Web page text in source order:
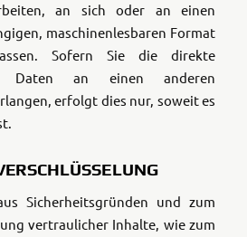
an sich oder an einen
maschinenlesbaren Format
Sofern Sie die direkte
Daten an einen anderen
erfolgt dies nur, soweit es
Sicherheitsgründen und zum
vertraulicher Inhalte, wie zum